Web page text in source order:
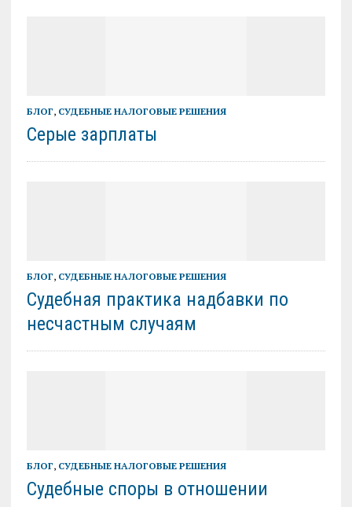
БЛОГ, СУДЕБНЫЕ НАЛОГОВЫЕ РЕШЕНИЯ
Серые зарплаты
БЛОГ, СУДЕБНЫЕ НАЛОГОВЫЕ РЕШЕНИЯ
Судебная практика надбавки по
несчастным случаям
БЛОГ, СУДЕБНЫЕ НАЛОГОВЫЕ РЕШЕНИЯ
Судебные споры в отношении